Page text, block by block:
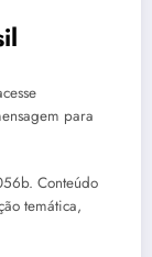
para
Conteúdo
temática,